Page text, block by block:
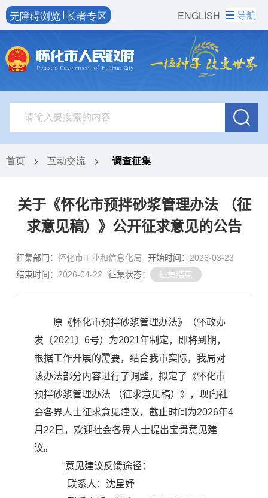
ENGLISH
无障碍浏览 长者专区 导航
首页 > 互动交流 > 调查征集